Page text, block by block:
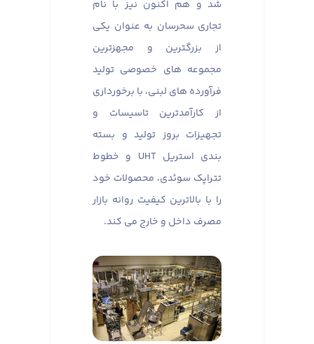
شد و هم اکنون نیز با نام
تجاری سحرسان به عنوان یکی
از بزرگترین و مجهزترین
مجموعه های خصوصی تولید
فرآورده های لبنی، با برخورداری
از کارآمدترین تاسیسات و
تجهیزات بروز تولید و بسته
بندی استریل UHT و خطوط
تتراپک سوئدی، محصولات خود
را با بالاترین کیفیت روانه بازار
مصرف داخل و خارج می کند.